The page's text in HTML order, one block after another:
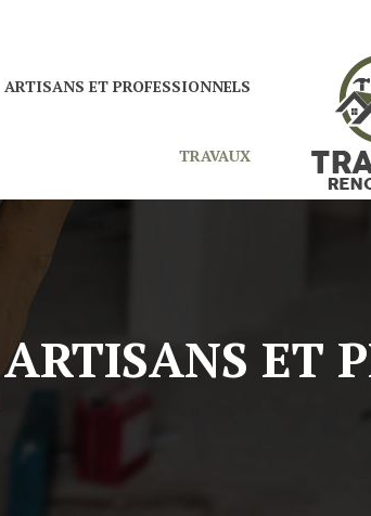
ARTISANS ET PROFESSIONNELS
TRAVAUX
ARTISANS ET